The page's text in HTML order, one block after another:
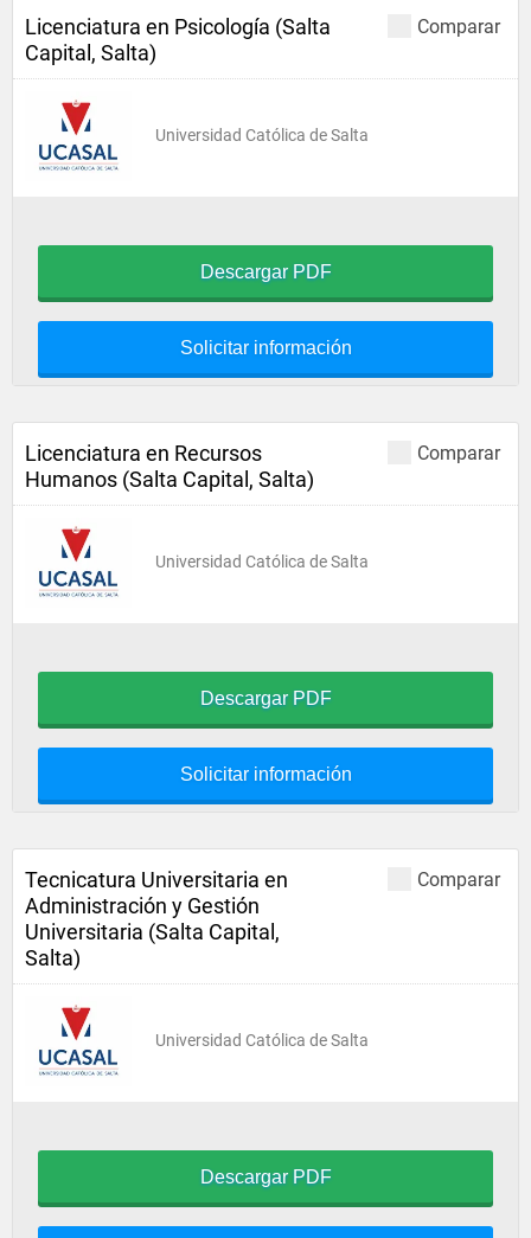
Comparar
Licenciatura en Psicología (Salta
Capital, Salta)
Universidad Católica de Salta
Descargar PDF
Solicitar información
Comparar
Licenciatura en Recursos
Humanos (Salta Capital, Salta)
Universidad Católica de Salta
Descargar PDF
Solicitar información
Comparar
Tecnicatura Universitaria en
Administración y Gestión
Universitaria (Salta Capital,
Salta)
Universidad Católica de Salta
Descargar PDF